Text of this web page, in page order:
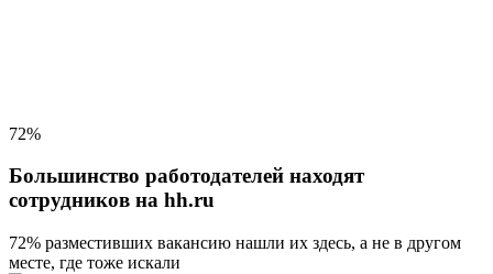
72%
Большинство работодателей находят
сотрудников на hh.ru
72% разместивших вакансию нашли их здесь, а не в другом
месте, где тоже искали